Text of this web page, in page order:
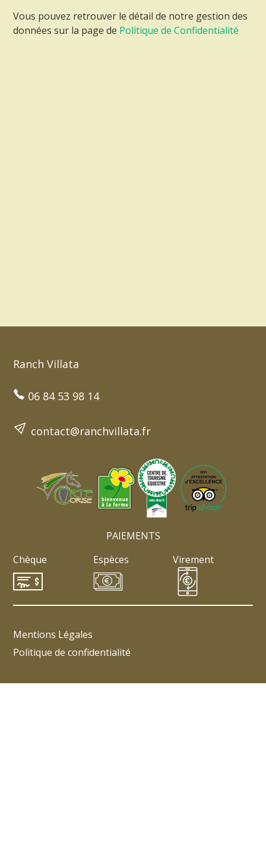
Vous pouvez retrouver le détail de notre gestion des
données sur la page de Politique de Confidentialité
Ranch Villata
06 84 53 98 14
contact@ranchvillata.fr
PAIEMENTS
Chèque
Espèces Virement
Mentions Légales
Politique de confidentialité